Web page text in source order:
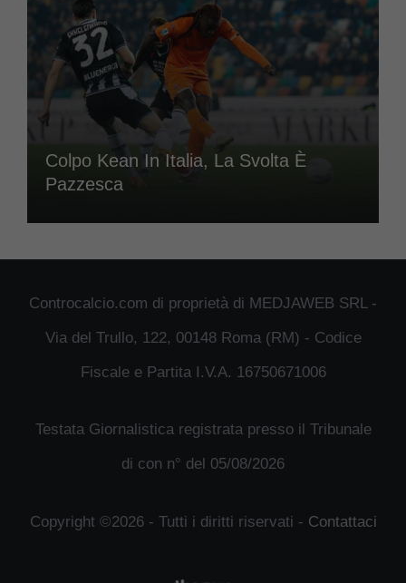
Colpo Kean In Italia, La Svolta È
Pazzesca
Controcalcio.com di proprietà di MEDJAWEB SRL -
Via del Trullo, 122, 00148 Roma (RM) - Codice
Fiscale e Partita I.V.A. 16750671006
Testata Giornalistica registrata presso il Tribunale
di con n° del 05/08/2026
Copyright ©2026 - Tutti i diritti riservati - Contattaci